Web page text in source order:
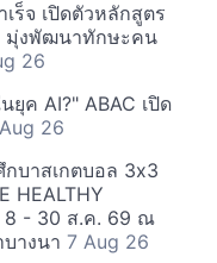
ร็จ เปิดตัวหลักสูตร
มุ่งพัฒนาทักษะคน
26
ยุค AI?" ABAC เปิด
26
บาสเกตบอล 3x3
HEALTHY
8 - 30 ส.ค. 69 ณ
างนา 7 Aug 26